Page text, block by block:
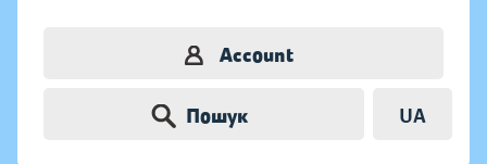
Account
Пошук UA